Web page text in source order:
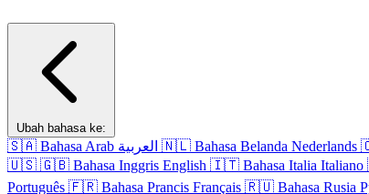
Ubah bahasa ke:
🇸🇦 Bahasa Arab العربية 🇳🇱 Bahasa Belanda Nederlands
🇺🇸 🇬🇧 Bahasa Inggris English 🇮🇹 Bahasa Italia Italiano
Português 🇫🇷 Bahasa Prancis Français 🇷🇺 Bahasa Rusia